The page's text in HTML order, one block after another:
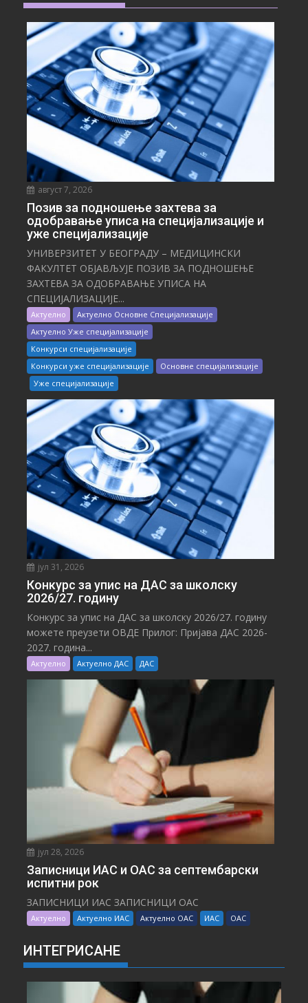
август 7, 2026
Позив за подношење захтева за
одобравање уписа на специјализације и
уже специјализације
УНИВЕРЗИТЕТ У БЕОГРАДУ – МЕДИЦИНСКИ
ФАКУЛТЕТ ОБЈАВЉУЈЕ ПОЗИВ ЗА ПОДНОШЕЊЕ
ЗАХТЕВА ЗА ОДОБРАВАЊЕ УПИСА НА
СПЕЦИЈАЛИЗАЦИЈЕ...
Актуелно
Актуелно Основне Специјализације
Актуелно Уже специјализације
Конкурси специјализације
Конкурси уже специјализације
Основне специјализације
Уже специјализације
јул 31, 2026
Конкурс за упис на ДАС за школску
2026/27. годину
Конкурс за упис на ДАС за школску 2026/27. годину
можете преузети ОВДЕ Прилог: Пријава ДАС 2026-
2027. година...
Актуелно Актуелно ДАС ДАС
јул 28, 2026
Записници ИАС и ОАС за септембарски
испитни рок
ЗАПИСНИЦИ ИАС ЗАПИСНИЦИ ОАС
Актуелно Актуелно ИАС Актуелно ОАС ИАС ОАС
ИНТЕГРИСАНЕ